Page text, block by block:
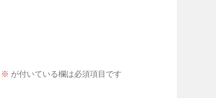
※ が付いている欄は必須項目です